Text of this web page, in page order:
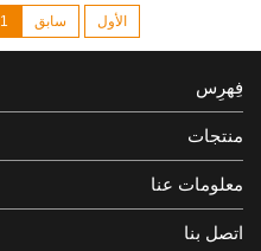
الأول سابق 1
فِهرِس
منتجات
معلومات عنا
اتصل بنا